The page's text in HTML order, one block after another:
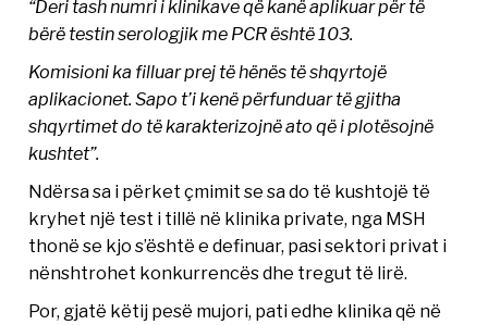
“Deri tash numri i klinikave që kanë aplikuar për të
bërë testin serologjik me PCR është 103.
Komisioni ka filluar prej të hënës të shqyrtojë
aplikacionet. Sapo t’i kenë përfunduar të gjitha
shqyrtimet do të karakterizojnë ato që i plotësojnë
kushtet”.
Ndërsa sa i përket çmimit se sa do të kushtojë të
kryhet një test i tillë në klinika private, nga MSH
thonë se kjo s’është e definuar, pasi sektori privat i
nënshtrohet konkurrencës dhe tregut të lirë.
Por, gjatë këtij pesë mujori, pati edhe klinika që në